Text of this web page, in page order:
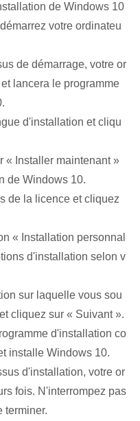
de Windows 10
votre ordinateu
de démarrage, votre or
lancera le programme
d'installation et cliqu
« Installer maintenant »
de Windows 10.
de la licence et cliquez
« Installation personnal
d'installation selon v
sur laquelle vous sou
cliquez sur « Suivant ».
d'installation co
installe Windows 10.
d'installation, votre or
fois. N'interrompez pas
terminer.